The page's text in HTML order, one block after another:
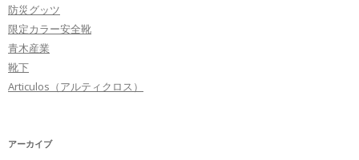
防災グッツ
限定カラー安全靴
青木産業
靴下
Articulos（アルティクロス）
アーカイブ